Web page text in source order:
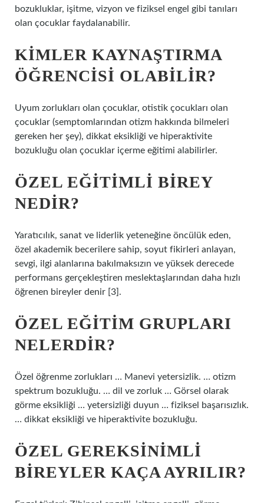
bozukluklar, işitme, vizyon ve fiziksel engel gibi tanıları
olan çocuklar faydalanabilir.
KIMLER KAYNAŞTIRMA
ÖĞRENCISI OLABILIR?
Uyum zorlukları olan çocuklar, otistik çocukları olan
çocuklar (semptomlarından otizm hakkında bilmeleri
gereken her şey), dikkat eksikliği ve hiperaktivite
bozukluğu olan çocuklar içerme eğitimi alabilirler.
ÖZEL EĞITIMLI BIREY
NEDIR?
Yaratıcılık, sanat ve liderlik yeteneğine öncülük eden,
özel akademik becerilere sahip, soyut fikirleri anlayan,
sevgi, ilgi alanlarına bakılmaksızın ve yüksek derecede
performans gerçekleştiren meslektaşlarından daha hızlı
öğrenen bireyler denir [3].
ÖZEL EĞITIM GRUPLARI
NELERDIR?
Özel öğrenme zorlukları … Manevi yetersizlik. … otizm
spektrum bozukluğu. … dil ve zorluk … Görsel olarak
görme eksikliği … yetersizliği duyun … fiziksel başarısızlık.
… dikkat eksikliği ve hiperaktivite bozukluğu.
ÖZEL GEREKSINIMLI
BIREYLER KAÇA AYRILIR?